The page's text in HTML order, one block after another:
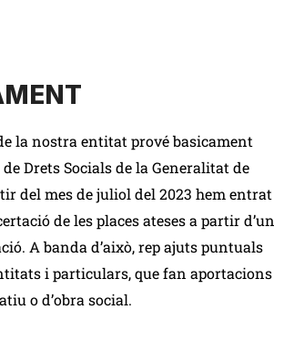
la nostra entitat prové basicament
Drets Socials de la Generalitat de
del mes de juliol del 2023 hem entrat
de les places ateses a partir d’un
A banda d’això, rep ajuts puntuals
i particulars, que fan aportacions
o d’obra social.